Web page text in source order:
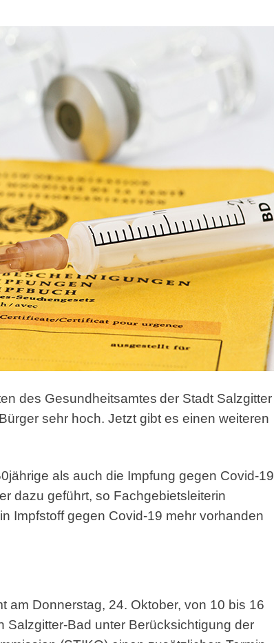
des Gesundheitsamtes der Stadt Salzgitter
sehr hoch. Jetzt gibt es einen weiteren
als auch die Impfung gegen Covid-19
dazu geführt, so Fachgebietsleiterin
Impfstoff gegen Covid-19 mehr vorhanden
am Donnerstag, 24. Oktober, von 10 bis 16
Salzgitter-Bad unter Berücksichtigung der